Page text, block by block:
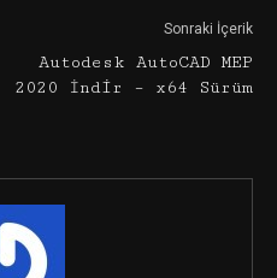
Sonraki İçerik
Autodesk AutoCAD MEP
2020 İndir – x64 Sürüm